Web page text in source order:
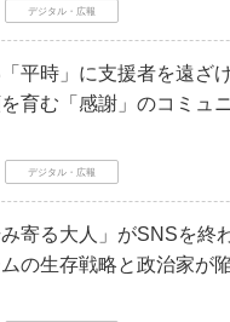
デジタル・広報
平時」に支援者を遠ざ
育む「感謝」のコミュ
デジタル・広報
み寄る大人」がSNSを終
の生存戦略と政治家が